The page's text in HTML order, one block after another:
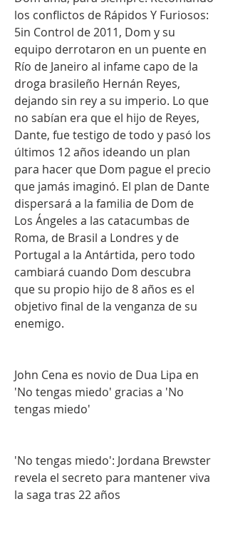
los conflictos de Rápidos Y Furiosos:
5in Control de 2011, Dom y su
equipo derrotaron en un puente en
Río de Janeiro al infame capo de la
droga brasileño Hernán Reyes,
dejando sin rey a su imperio. Lo que
no sabían era que el hijo de Reyes,
Dante, fue testigo de todo y pasó los
últimos 12 años ideando un plan
para hacer que Dom pague el precio
que jamás imaginó. El plan de Dante
dispersará a la familia de Dom de
Los Ángeles a las catacumbas de
Roma, de Brasil a Londres y de
Portugal a la Antártida, pero todo
cambiará cuando Dom descubra
que su propio hijo de 8 años es el
objetivo final de la venganza de su
enemigo.
John Cena es novio de Dua Lipa en
'No tengas miedo' gracias a 'No
tengas miedo'
'No tengas miedo': Jordana Brewster
revela el secreto para mantener viva
la saga tras 22 años